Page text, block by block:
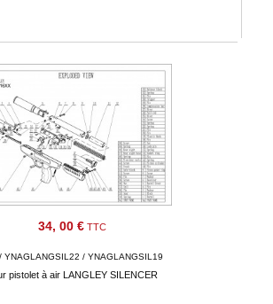
34, 00 € TTC
pistolet à air LANGLEY SILENCER
YNAGLANGSIL22 / YNAGLANGSIL19